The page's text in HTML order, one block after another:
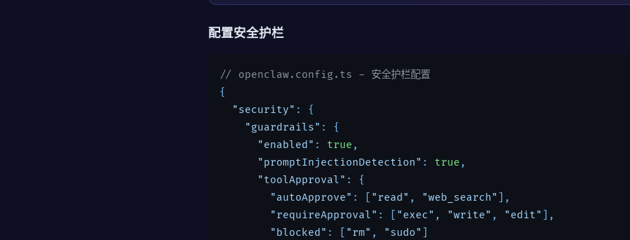
配置安全护栏
// openclaw.config.ts - 安全护栏配置
{
"security" : {
"guardrails" : {
"enabled" : true ,
"promptInjectionDetection" : true ,
"toolApproval" : {
"autoApprove" : [ "read" , "web_search"
],
"requireApproval" : [ "exec" , "write" , "edit"
],
"blocked" : [ "rm" , "sudo"